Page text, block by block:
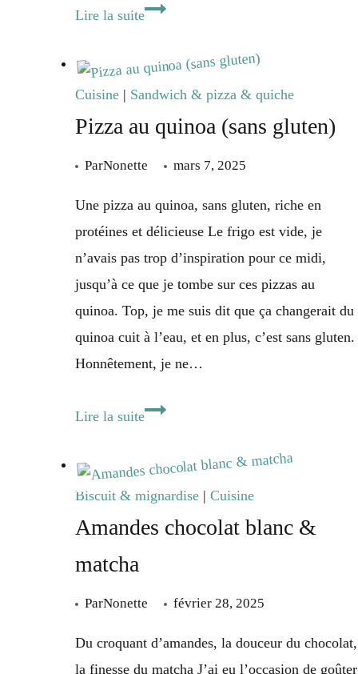
Lire la suiteBouchon
végétarien
maison
Cuisine | Sandwich & pizza & quiche
Pizza au quinoa (sans gluten)
ParNonette mars 7, 2025
Une pizza au quinoa, sans gluten, riche en
protéines et délicieuse Le frigo est vide, je
n’avais pas trop d’inspiration pour ce midi,
jusqu’à ce que je tombe sur ces pizzas au
quinoa. Top, je me suis dit que ça changerait du
quinoa cuit à l’eau, et en plus, c’est sans gluten.
Honnêtement, je ne…
Lire la suitePizza
quinoa
(sans
gluten)
Biscuit & mignardise | Cuisine
Amandes chocolat blanc &
matcha
ParNonette février 28, 2025
Du croquant d’amandes, la douceur du chocolat,
la finesse du matcha J’ai eu l’occasion de goûter